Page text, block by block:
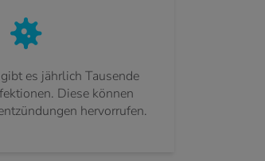
es jährlich Tausende
Diese können
hervorrufen.